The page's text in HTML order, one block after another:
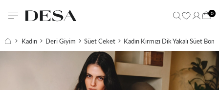
0
Kadın Deri Giyim Süet Ceket Kadın Kırmızı Dik Yakalı Süet